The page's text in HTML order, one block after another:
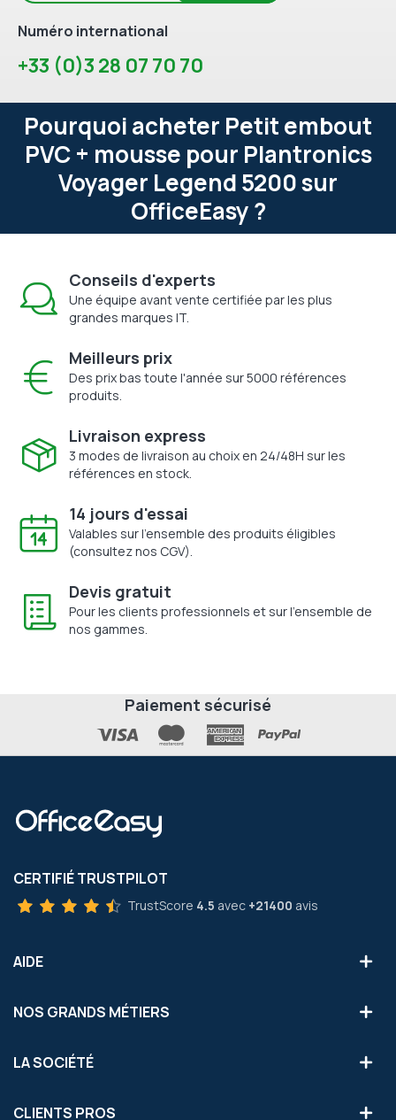
Numéro international
+33 (0)3 28 07 70 70
Pourquoi acheter Petit embout
PVC + mousse pour Plantronics
Voyager Legend 5200 sur
OfficeEasy ?
Conseils d'experts
Une équipe avant vente certifiée par les plus
grandes marques IT.
Meilleurs prix
Des prix bas toute l'année sur 5000 références
produits.
Livraison express
3 modes de livraison au choix en 24/48H sur les
références en stock.
14 jours d'essai
Valables sur l'ensemble des produits éligibles
(consultez nos CGV).
Devis gratuit
Pour les clients professionnels et sur l'ensemble de
nos gammes.
Paiement sécurisé
CERTIFIÉ TRUSTPILOT
TrustScore 4.5 avec +21400 avis
AIDE
NOS GRANDS MÉTIERS
LA SOCIÉTÉ
CLIENTS PROS